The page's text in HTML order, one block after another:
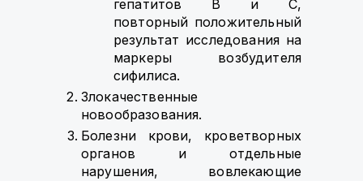
гепатитов В и С,
повторный положительный
результат исследования на
маркеры возбудителя
сифилиса.
Злокачественные
новообразования.
Болезни крови, кроветворных
органов и отдельные
нарушения, вовлекающие